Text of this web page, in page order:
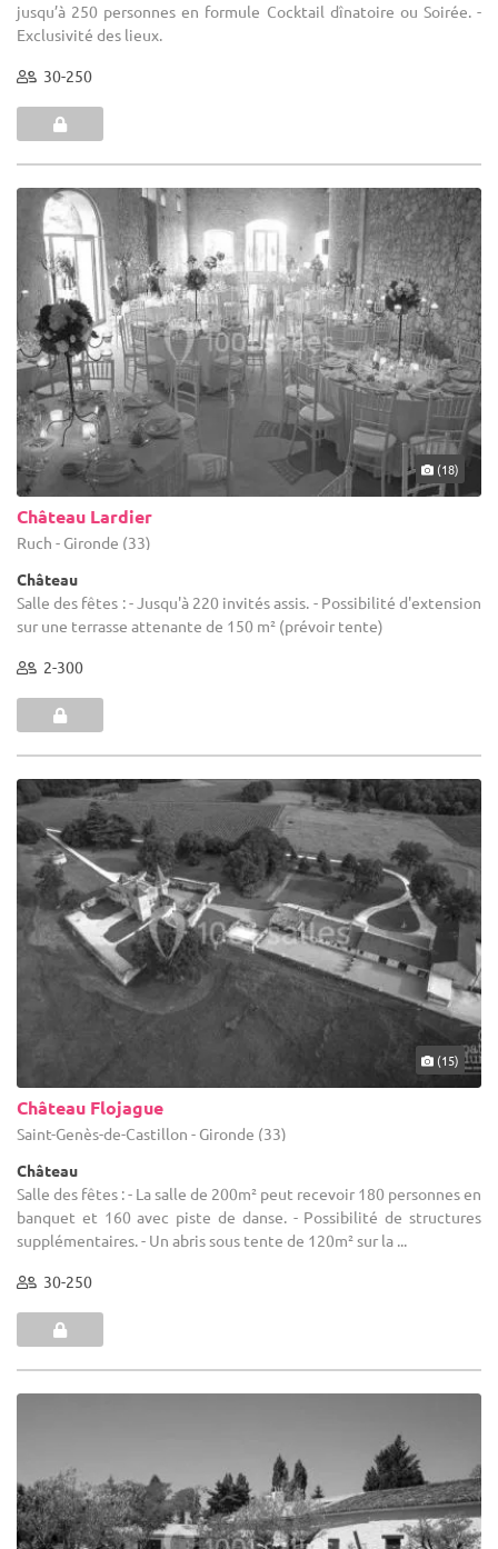
jusqu’à 250 personnes en formule Cocktail dînatoire ou Soirée. -
Exclusivité des lieux.
30-250
(18)
Château Lardier
Ruch - Gironde (33)
Château
Salle des fêtes : - Jusqu'à 220 invités assis. - Possibilité d'extension
sur une terrasse attenante de 150 m² (prévoir tente)
2-300
(15)
Château Flojague
Saint-Genès-de-Castillon - Gironde (33)
Château
Salle des fêtes : - La salle de 200m² peut recevoir 180 personnes en
banquet et 160 avec piste de danse. - Possibilité de structures
supplémentaires. - Un abris sous tente de 120m² sur la ...
30-250